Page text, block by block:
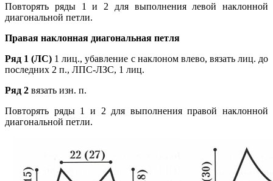
Повторять ряды 1 и 2 для выполнения левой наклонной
диагональной петли.
Правая наклонная диагональная петля
Ряд 1 (ЛС) 1 лиц., убавление с наклоном влево, вязать лиц. до
последних 2 п., ЛПС-ЛЗС, 1 лиц.
Ряд 2 вязать изн. п.
Повторять ряды 1 и 2 для выполнения правой наклонной
диагональной петли.